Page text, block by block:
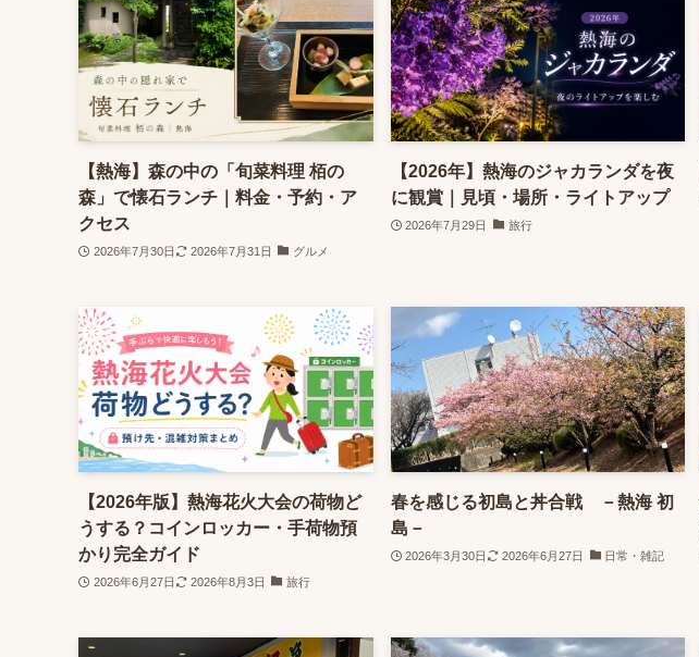
【熱海】森の中の「旬菜料理 栢の
森」で懐石ランチ｜料金・予約・ア
クセス
2026年7月30日 2026年7月31日 グルメ
【2026年】熱海のジャカランダを夜
に観賞｜見頃・場所・ライトアップ
2026年7月29日 旅行
【2026年版】熱海花火大会の荷物ど
うする？コインロッカー・手荷物預
かり完全ガイド
2026年6月27日 2026年8月3日 旅行
春を感じる初島と丼合戦 －熱海 初
島－
2026年3月30日 2026年6月27日 日常・雑記